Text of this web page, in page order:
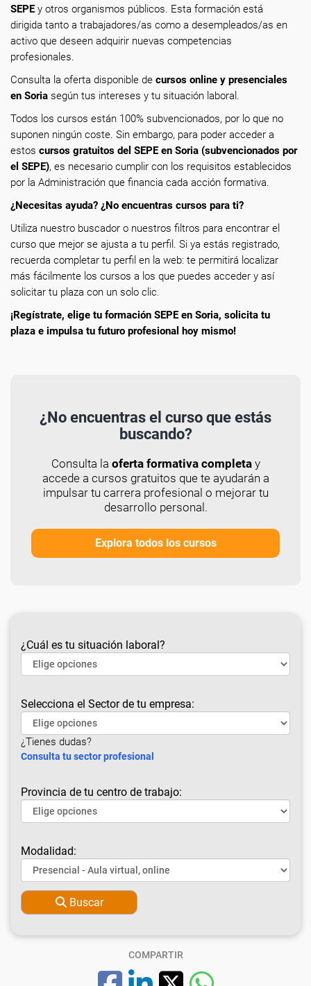
SEPEy otros organismos públicos. Esta formación está
dirigida tanto a trabajadores/as como a desempleados/as en
activo que deseen adquirir nuevas competencias
profesionales.
Consulta la oferta disponible de cursos online y presenciales
en Soria según tus intereses y tu situación laboral.
Todos los cursos están 100% subvencionados, por lo que no
suponen ningún coste. Sin embargo, para poder acceder a
estos cursos gratuitos del SEPE en Soria (subvencionados por
el SEPE), es necesario cumplir con los requisitos establecidos
por la Administración que financia cada acción formativa.
¿Necesitas ayuda? ¿No encuentras cursos para ti?
Utiliza nuestro buscador o nuestros filtros para encontrar el
curso que mejor se ajusta a tu perfil. Si ya estás registrado,
recuerda completar tu perfil en la web: te permitirá localizar
más fácilmente los cursos a los que puedes acceder y así
solicitar tu plaza con un solo clic.
¡Regístrate, elige tu formación SEPE en Soria, solicita tu
plaza e impulsa tu futuro profesional hoy mismo!
¿No encuentras el curso que estás
buscando?
Consulta la oferta formativa completay
accede a cursos gratuitos que te ayudarán a
impulsar tu carrera profesional o mejorar tu
desarrollo personal.
Explora todos los cursos
¿Cuál es tu situación laboral?
Selecciona el Sector de tu empresa:
¿Tienes dudas?
Consulta tu sector profesional
Provincia de tu centro de trabajo:
Modalidad:
Buscar
COMPARTIR